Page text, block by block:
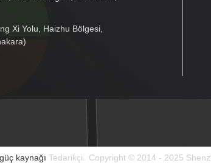
Xi Yolu, Haizhu Bölgesi,
kaynağı Tedarikçi. Copyright © 2014 - 2025